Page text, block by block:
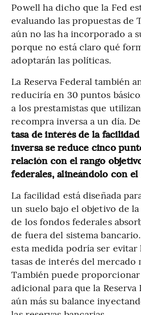
Powell ha dicho que la Fed
evaluando las propuestas de
aún no las ha incorporado a
porque no está claro qué
adoptarán las políticas.
La Reserva Federal también
reduciría en 30 puntos
a los prestamistas que
recompra inversa a un día.
tasa de interés de la
inversa se reduce cinco
relación con el rango
federales, alineándolo con
La facilidad está diseñada
un suelo bajo el objetivo de la
de los fondos federales
de fuera del sistema
esta medida podría ser evitar
tasas de interés del mercado
También puede
adicional para que la
aún más su balance